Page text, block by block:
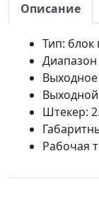
Описание
Тип: блок
Диапазон
Выходной
Штекер:
Рабочая